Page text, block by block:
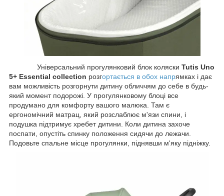
Універсальний прогулянковий блок коляски Tutis Uno
5+ Essential collection розгортається в обох напрямках і дає
вам можливість розгорнути дитину обличчям до себе в будь-
який момент подорожі. У прогулянковому блоці все
продумано для комфорту вашого малюка. Там є
ергономічний матрац, який розслаблює м'язи спини, і
подушка підтримує хребет дитини. Коли дитина захоче
поспати, опустіть спинку положення сидячи до лежачи.
Подовьте спальне місце прогулянки, піднявши м'яку підніжку.